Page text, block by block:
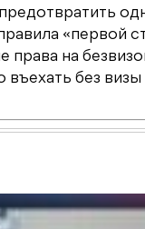
«первой
права на
въехать без